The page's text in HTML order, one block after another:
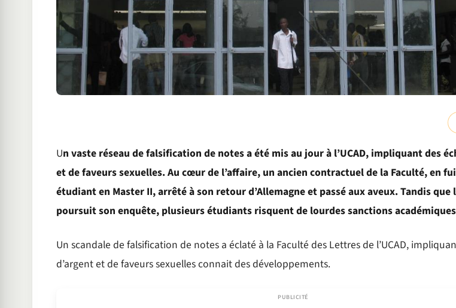
Un vaste réseau de falsification de notes a été mis au jour à l’UCAD, impliquant des
et de faveurs sexuelles. Au cœur de l’affaire, un ancien contractuel de la Faculté, en
étudiant en Master II, arrêté à son retour d’Allemagne et passé aux aveux. Tandis que
poursuit son enquête, plusieurs étudiants risquent de lourdes sanctions
Un scandale de falsification de notes a éclaté à la Faculté des Lettres de l’UCAD,
d’argent et de faveurs sexuelles connait des développements.